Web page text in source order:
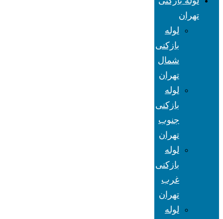
تهران
لوله
بازکنی
شمال
تهران
لوله
بازکنی
جنوب
تهران
لوله
بازکنی
غرب
تهران
لوله